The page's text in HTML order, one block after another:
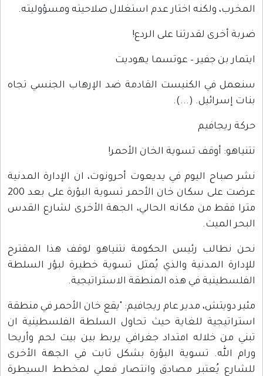
المخرب، ولكنه اختار عدم استغلال صلاحيته ومسؤوليته.
ضربة أخرى لقدرتنا على الردع!
ايتمار بن جفير – عوتسما يهوديت
سنعمل في الكنيست القادمة ضد الإرهاب الجنسي تجاه
بنات إسرائيل. (...).
حركة ريجافيم
نتنياهو: أوقف تسوية الخان الأحمر!
نشر صباح اليوم في يديعوت أحرونوت، ان الإدارة المدنية
عرضت على سكان خان الأحمر تسوية البؤرة على بعد 200
مترا فقط من مكانه الحالي، الجهة الأخرى لشارع القدس
البحر الميت.
نحن نطالب رئيس الحكومة نتنياهو لوقف هذا المقترح
للإدارة المدنية والذي يُمثل تسوية خطيرة لبؤر السلطة
الفلسطينية في هذه المنطقة الاستراتيجية.
مئير دويتش، مدير عام ريجافيم: "يقع خان الأحمر في منطقة
استراتيجية للغاية حيث تحاول السلطة الفلسطينية ان
تبني من خلاله امتداد جغرافي يربط بين بيت لحم وأريحا
ورام الله. تسوية البؤرة بشكل ثابت في الجهة الأخرى
للشارع يُعتبر مصادق وانتصار فعلي لمخطط السيطرة